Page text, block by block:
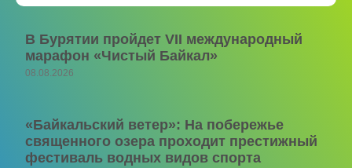
В Бурятии пройдет VII международный
марафон «Чистый Байкал»
08.08.2026
«Байкальский ветер»: На побережье
священного озера проходит престижный
фестиваль водных видов спорта